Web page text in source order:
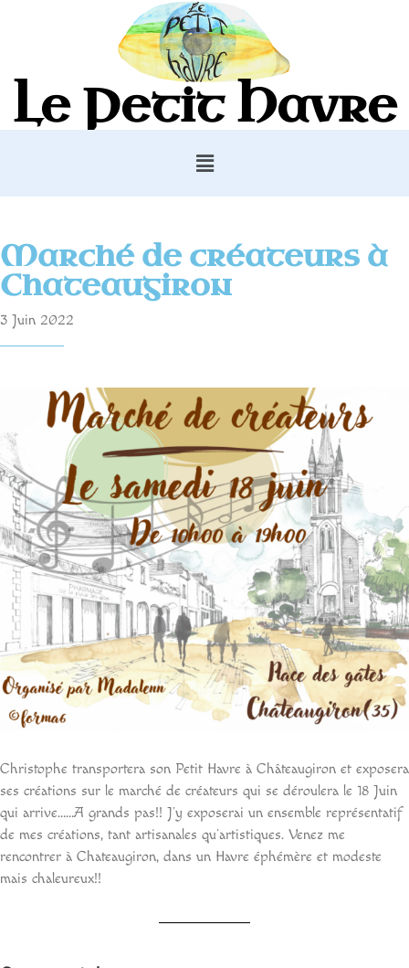
Le Petit Havre
Marché de créateurs à
Chateaugiron
3 Juin 2022
Christophe transportera son Petit Havre à Châteaugiron et exposera
ses créations sur le marché de créateurs qui se déroulera le 18 Juin
qui arrive……A grands pas!! J’y exposerai un ensemble représentatif
de mes créations, tant artisanales qu’artistiques. Venez me
rencontrer à Chateaugiron, dans un Havre éphémère et modeste
mais chaleureux!!